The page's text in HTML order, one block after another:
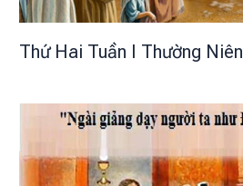
Thứ Hai Tuần I Thường Niên